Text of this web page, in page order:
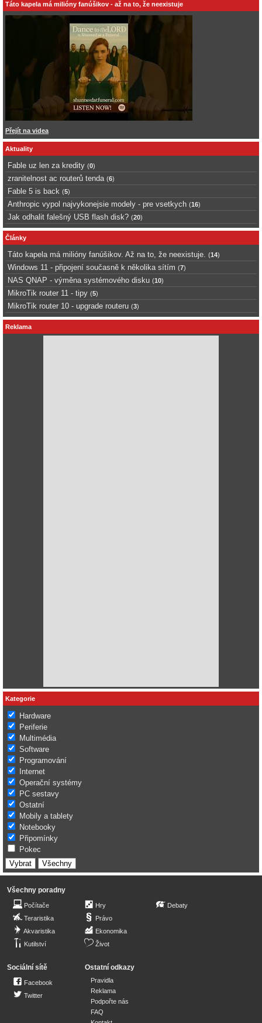
Táto kapela má milióny fanúšikov - až na to, že neexistuje
Přejít na videa
Aktuality
Fable uz len za kredity (0)
zranitelnost ac routerů tenda (6)
Fable 5 is back (5)
Anthropic vypol najvykonejsie modely - pre vsetkych (16)
Jak odhalit falešný USB flash disk? (20)
Články
Táto kapela má milióny fanúšikov. Až na to, že neexistuje. (14)
Windows 11 - připojení současně k několika sítím (7)
NAS QNAP - výměna systémového disku (10)
MikroTik router 11 - tipy (5)
MikroTik router 10 - upgrade routeru (3)
Reklama
Kategorie
Hardware
Periferie
Multimédia
Software
Programování
Internet
Operační systémy
PC sestavy
Ostatní
Mobily a tablety
Notebooky
Připomínky
Pokec
Všechny poradny
Počítače
Teraristika
Akvaristika
Kutilství
Hry
Právo
Ekonomika
Život
Debaty
Sociální sítě
Facebook
Twitter
Ostatní odkazy
Pravidla
Reklama
Podpořte nás
FAQ